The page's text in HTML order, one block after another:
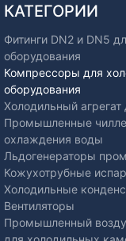
КАТЕГОРИИ
Фитинги DN2 и DN5
оборудования
Компрессоры для
оборудования
Холодильный
Промышленные
охлаждения воды
Льдогенераторы
Кожухотрубные
Холодильные
Вентиляторы
Промышленный